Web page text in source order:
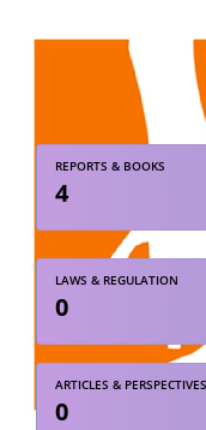
REPORTS & BOOKS
4
LAWS & REGULATION
0
ARTICLES & PERSPECTIVES
0